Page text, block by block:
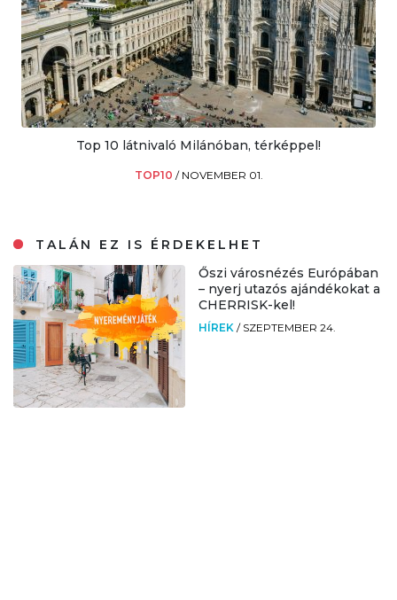
Top 10 látnivaló Milánóban, térképpel!
TOP10 / NOVEMBER 01.
TALÁN EZ IS ÉRDEKELHET
Őszi városnézés Európában
– nyerj utazós ajándékokat a
CHERRISK-kel!
HÍREK / SZEPTEMBER 24.